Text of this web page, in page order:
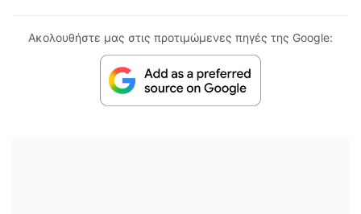
Ακολουθήστε μας στις προτιμώμενες πηγές της Google: